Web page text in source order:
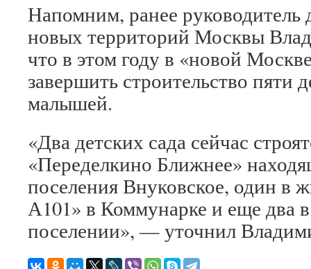
Напомним, ранее руководитель
новых территорий Москвы
что в этом году в «новой
завершить строительство пяти
малышей.
«Два детских сада сейчас
«Переделкино Ближнее»
поселения Внуковское, один в
А101» в Коммунарке и еще два
поселении», — уточнил